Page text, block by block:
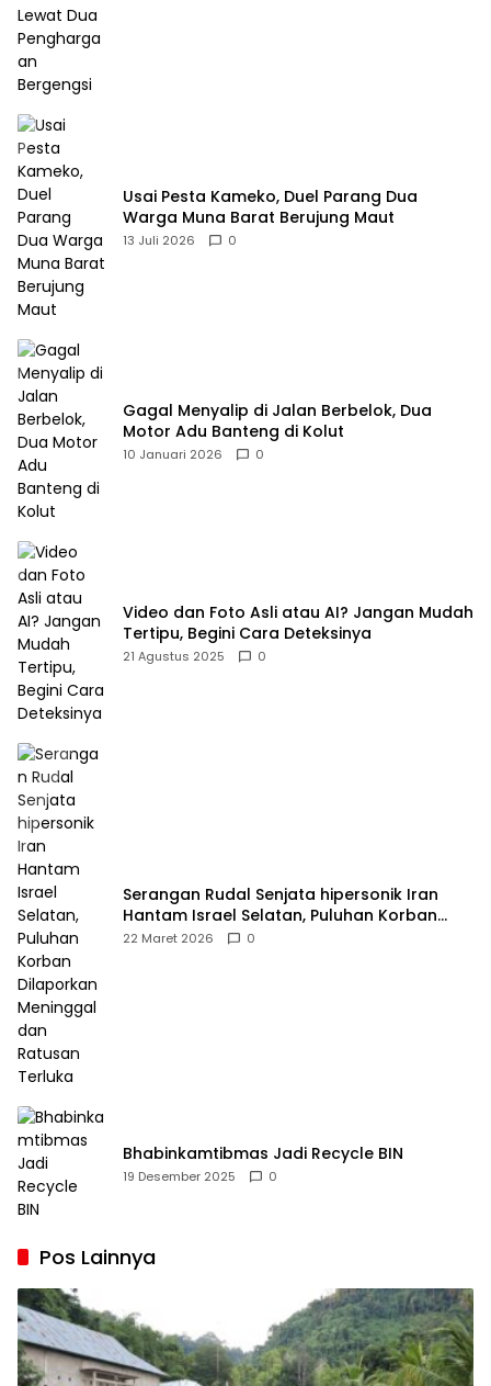
Usai Pesta Kameko, Duel Parang Dua
Warga Muna Barat Berujung Maut
13 Juli 2026 0
Gagal Menyalip di Jalan Berbelok, Dua
Motor Adu Banteng di Kolut
10 Januari 2026 0
Video dan Foto Asli atau AI? Jangan Mudah
Tertipu, Begini Cara Deteksinya
21 Agustus 2025 0
Serangan Rudal Senjata hipersonik Iran
Hantam Israel Selatan, Puluhan Korban
Dilaporkan Meninggal dan Ratusan Terluka
22 Maret 2026 0
Bhabinkamtibmas Jadi Recycle BIN
19 Desember 2025 0
Pos Lainnya